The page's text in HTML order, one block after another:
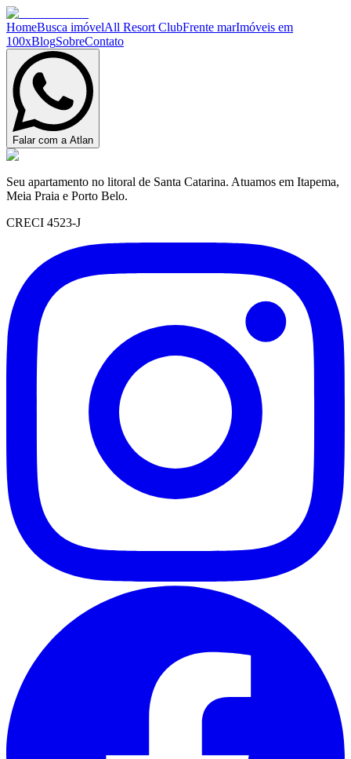
HomeBusca imóvelAll Resort ClubFrente marImóveis em
100xBlogSobreContato
Falar com a Atlan
Seu apartamento no litoral de Santa Catarina. Atuamos em Itapema,
Meia Praia e Porto Belo.
CRECI 4523-J